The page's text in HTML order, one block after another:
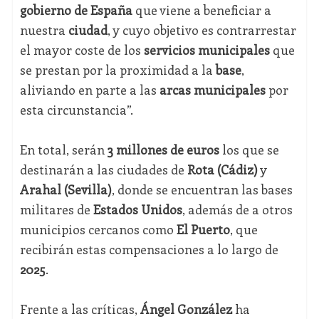
gobierno de Españaque viene a beneficiar a
nuestra ciudad, y cuyo objetivo es contrarrestar
el mayor coste de los servicios municipalesque
se prestan por la proximidad a labase,
aliviando en parte a las arcas municipalespor
esta circunstancia”.
En total, serán3 millones de euros los que se
destinarán a las ciudades de Rota (Cádiz)y
Arahal (Sevilla), donde se encuentran las bases
militares de Estados Unidos, además de a otros
municipios cercanos como El Puerto, que
recibirán estas compensaciones a lo largo de
2025.
Frente a las críticas, Ángel Gonzálezha